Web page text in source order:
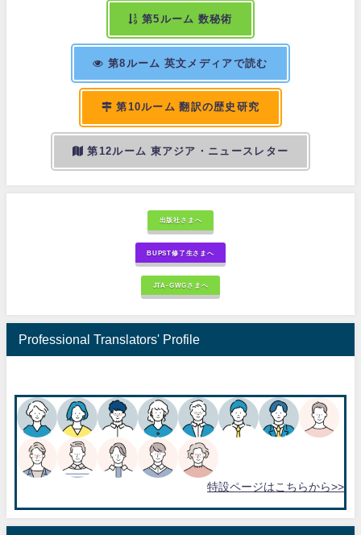
第5ルーム 数秘術
第8ルーム 英文メディアで読む
第10ルーム 翻訳の歴史研究
第12ルーム 東アジア・ニュースレター
出版社さまへ
BUPST修了生さまへ
JTA-GWGさまへ
Professional Translators' Profile
特設ページはこちらから>>